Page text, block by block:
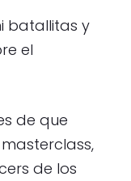
batallitas y
el
de que
de los